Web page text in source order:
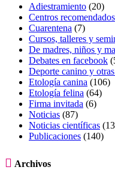
Adiestramiento (20)
Centros recomendados
Cuarentena (7)
Cursos, talleres y
De madres, niños y
Debates en facebook
Deporte canino y
Etología canina (106)
Etología felina (64)
Firma invitada (6)
Noticias (87)
Noticias científicas
Publicaciones (140)
 Archivos